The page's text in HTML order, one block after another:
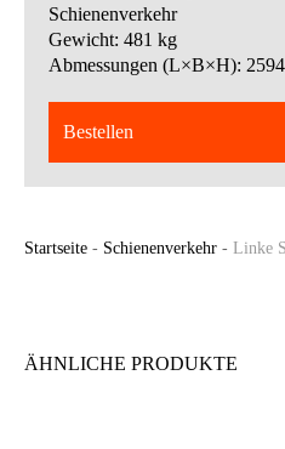
Schienenverkehr
Gewicht: 481 kg
Abmessungen (L×B×H):
Bestellen
Startseite - Schienenverkehr - Linke
ÄHNLICHE PRODUKTE